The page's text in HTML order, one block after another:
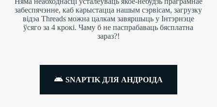
забеспячэнне, каб карыстацца нашым сэрвісам, загрузку
відэа Threads можна цалкам завяршыць у Інтэрнэце
ўсяго за 4 крокі. Чаму б не паспрабаваць бясплатна
зараз?!
SNAPTIK ДЛЯ АНДРОІДА